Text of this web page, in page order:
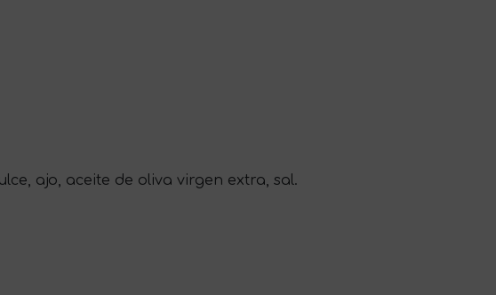
ajo, aceite de oliva virgen extra, sal.